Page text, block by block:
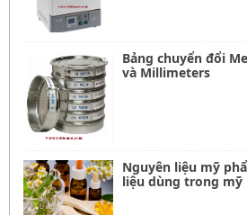
Bảng chuyển đổi
và Millimeters
Nguyên liệu mỹ
liệu dùng trong mỹ